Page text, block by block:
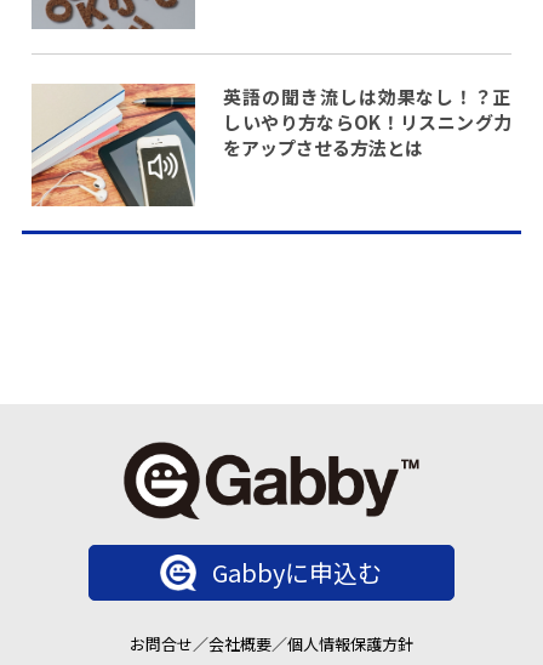
英語の聞き流しは効果なし！？正
しいやり方ならOK！リスニング力
をアップさせる方法とは
Gabbyに申込む
お問合せ／会社概要／個人情報保護方針